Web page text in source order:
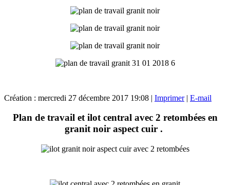
Création : mercredi 27 décembre 2017 19:08 | Imprimer| E-mail
Plan de travail et ilot central avec 2 retombées en
granit noir aspect cuir .